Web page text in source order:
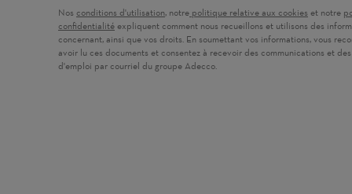
Nos conditions d'utilisation(ouvre dans une nouvelle fenêtre)
, notre politique relative aux cookies (ouvre
et notre
confidentialité (ouvre dans une nouvelle fenêtre)
expliquent comment nous recueillons et utilisons des
concernant, ainsi que vos droits. En soumettant vos informations, vous
avoir lu ces documents et consentez à recevoir des communications et
d'emploi par courriel du groupe Adecco.